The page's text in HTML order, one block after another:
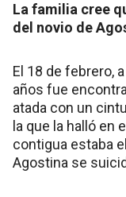
La familia cree
del novio de
El 18 de febrero,
años fue
atada con un
la que la halló en
contigua estaba
Agostina se